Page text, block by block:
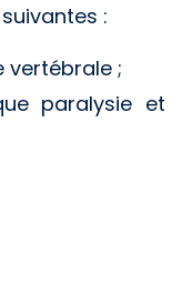
:
vertébrale ;
paralysie et